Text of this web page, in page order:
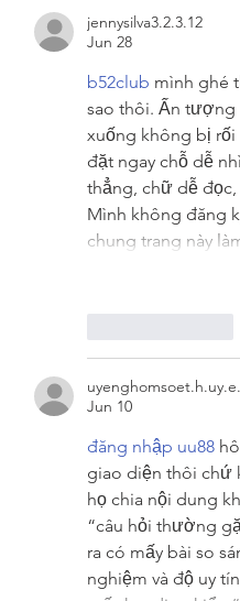
jennysilva3.2.3.12
Jun 28
b52club mình ghé
sao thôi. Ấn tượng
xuống không bị
đặt ngay chỗ dễ
thẳng, chữ dễ
Mình không đăng
chung trang này
Jun 10
đăng nhập uu88
giao diện thôi chứ
họ chia nội dung
“câu hỏi thường
ra có mấy bài so
nghiệm và độ uy